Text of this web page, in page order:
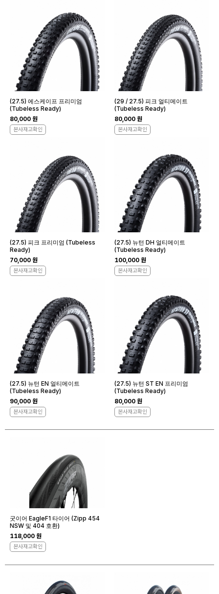
(27.5) 에스케이프 프리미엄
(Tubeless Ready)
80,000 원
본사재고확인
(29 / 27.5) 피크 얼티메이트
(Tubeless Ready)
80,000 원
본사재고확인
(27.5) 피크 프리미엄 (Tubeless
Ready)
70,000 원
본사재고확인
(27.5) 뉴턴 DH 얼티메이트
(Tubeless Ready)
100,000 원
본사재고확인
(27.5) 뉴턴 EN 얼티메이트
(Tubeless Ready)
90,000 원
본사재고확인
(27.5) 뉴턴 ST EN 프리미엄
(Tubeless Ready)
80,000 원
본사재고확인
굿이어 EagleF1 타이어 (Zipp 454
NSW 및 404 호환)
118,000 원
본사재고확인